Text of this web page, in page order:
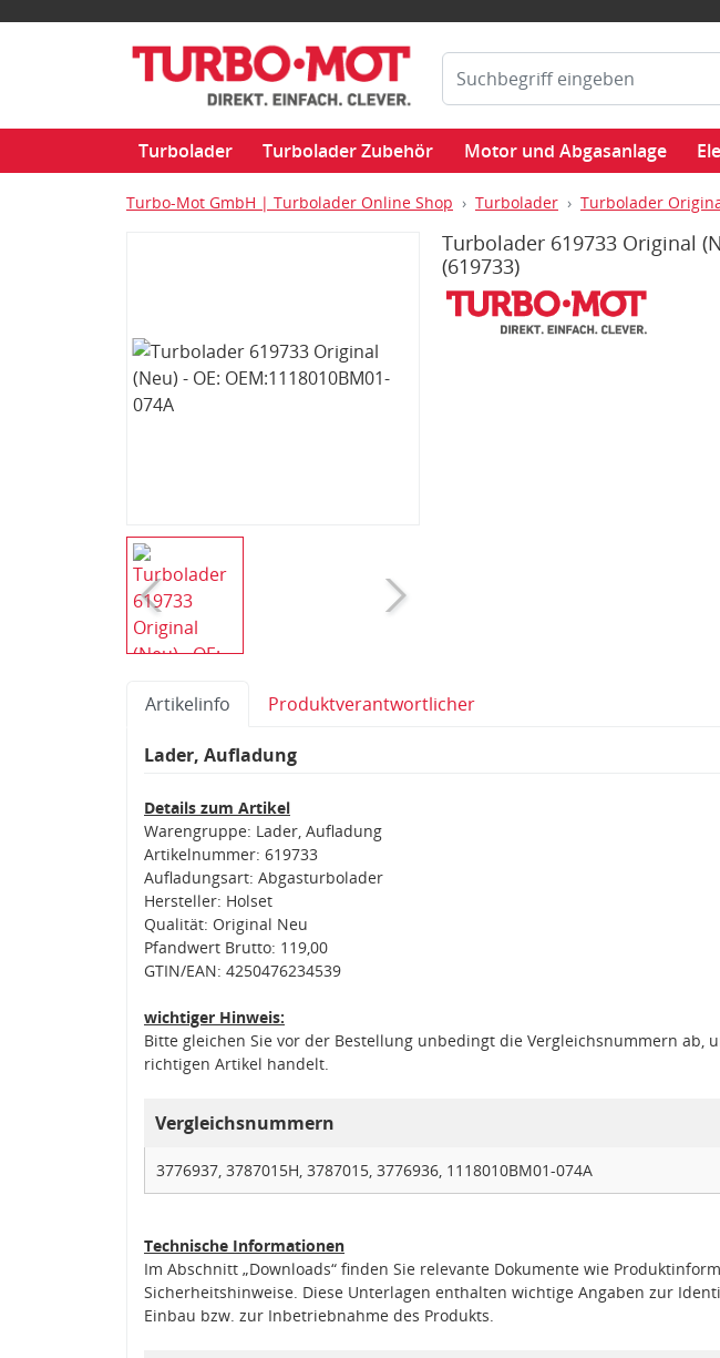
Turbolader Turbolader Zubehör Motor und Abgasanlage
Turbo-Mot GmbH | Turbolader Online Shop Turbolader Turbolader
Turbolader 619733 Original
(619733)
Artikelinfo Produktverantwortlicher
Lader, Aufladung
Details zum Artikel
Warengruppe: Lader, Aufladung
Artikelnummer: 619733
Aufladungsart: Abgasturbolader
Hersteller: Holset
Qualität: Original Neu
Pfandwert Brutto: 119,00
GTIN/EAN: 4250476234539
wichtiger Hinweis:
Bitte gleichen Sie vor der Bestellung unbedingt die Vergleichsnummern ab,
richtigen Artikel handelt.
Vergleichsnummern
3776937, 3787015H, 3787015, 3776936, 1118010BM01-074A
Technische Informationen
Im Abschnitt „Downloads“ finden Sie relevante Dokumente wie
Sicherheitshinweise. Diese Unterlagen enthalten wichtige Angaben zur
Einbau bzw. zur Inbetriebnahme des Produkts.